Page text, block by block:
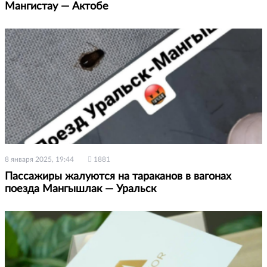
Мангистау — Актобе
8 января 2025, 19:44 1881
Пассажиры жалуются на тараканов в вагонах
поезда Мангышлак — Уральск